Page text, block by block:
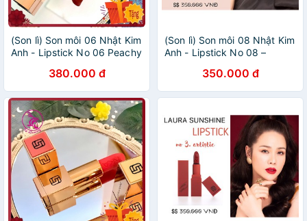
(Son lì) Son môi 06 Nhật Kim
Anh - Lipstick No 06 Peachy
380.000 đ
(Son lì) Son môi 08 Nhật Kim
Anh - Lipstick No 08 –
Màu cam cà rốt
350.000 đ